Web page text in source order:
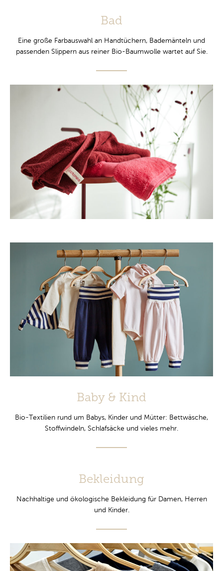
Bad
Eine große Farbauswahl an Handtüchern, Bademänteln und
passenden Slippern aus reiner Bio-Baumwolle wartet auf Sie.
Baby & Kind
Bio-Textilien rund um Babys, Kinder und Mütter: Bettwäsche,
Stoffwindeln, Schlafsäcke und vieles mehr.
Bekleidung
Nachhaltige und ökologische Bekleidung für Damen, Herren
und Kinder.